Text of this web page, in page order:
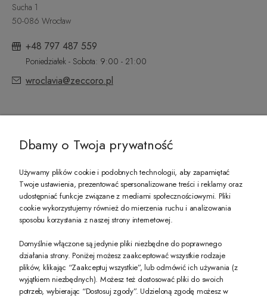
Sucha 1
50-086 Wrocław
+48 797 487 559
Poniedziałek - Sobota: 9:00 - 21:00
wroclavia@zeccoro.pl
PREZENT DLA CIEBIE!
-10% na pierwsze zakupy na zeccoro.pl Gdy zapiszesz się do naszego
Twoje dane będą przetwarzane zgodnie z nasząpolityką prywatności
Dbamy o Twoja prywatność
Używamy plików cookie i podobnych technologii, aby zapamiętać
Twoje ustawienia, prezentować spersonalizowane treści i reklamy oraz
udostępniać funkcje związane z mediami społecznościowymi. Pliki
cookie wykorzystujemy również do mierzenia ruchu i analizowania
sposobu korzystania z naszej strony internetowej.
Domyślnie włączone są jedynie pliki niezbędne do poprawnego
działania strony. Poniżej możesz zaakceptować wszystkie rodzaje
plików, klikając “Zaakceptuj wszystkie”, lub odmówić ich używania (z
wyjątkiem niezbędnych). Możesz też dostosować pliki do swoich
potrzeb, wybierając “Dostosuj zgody”. Udzieloną zgodę możesz w